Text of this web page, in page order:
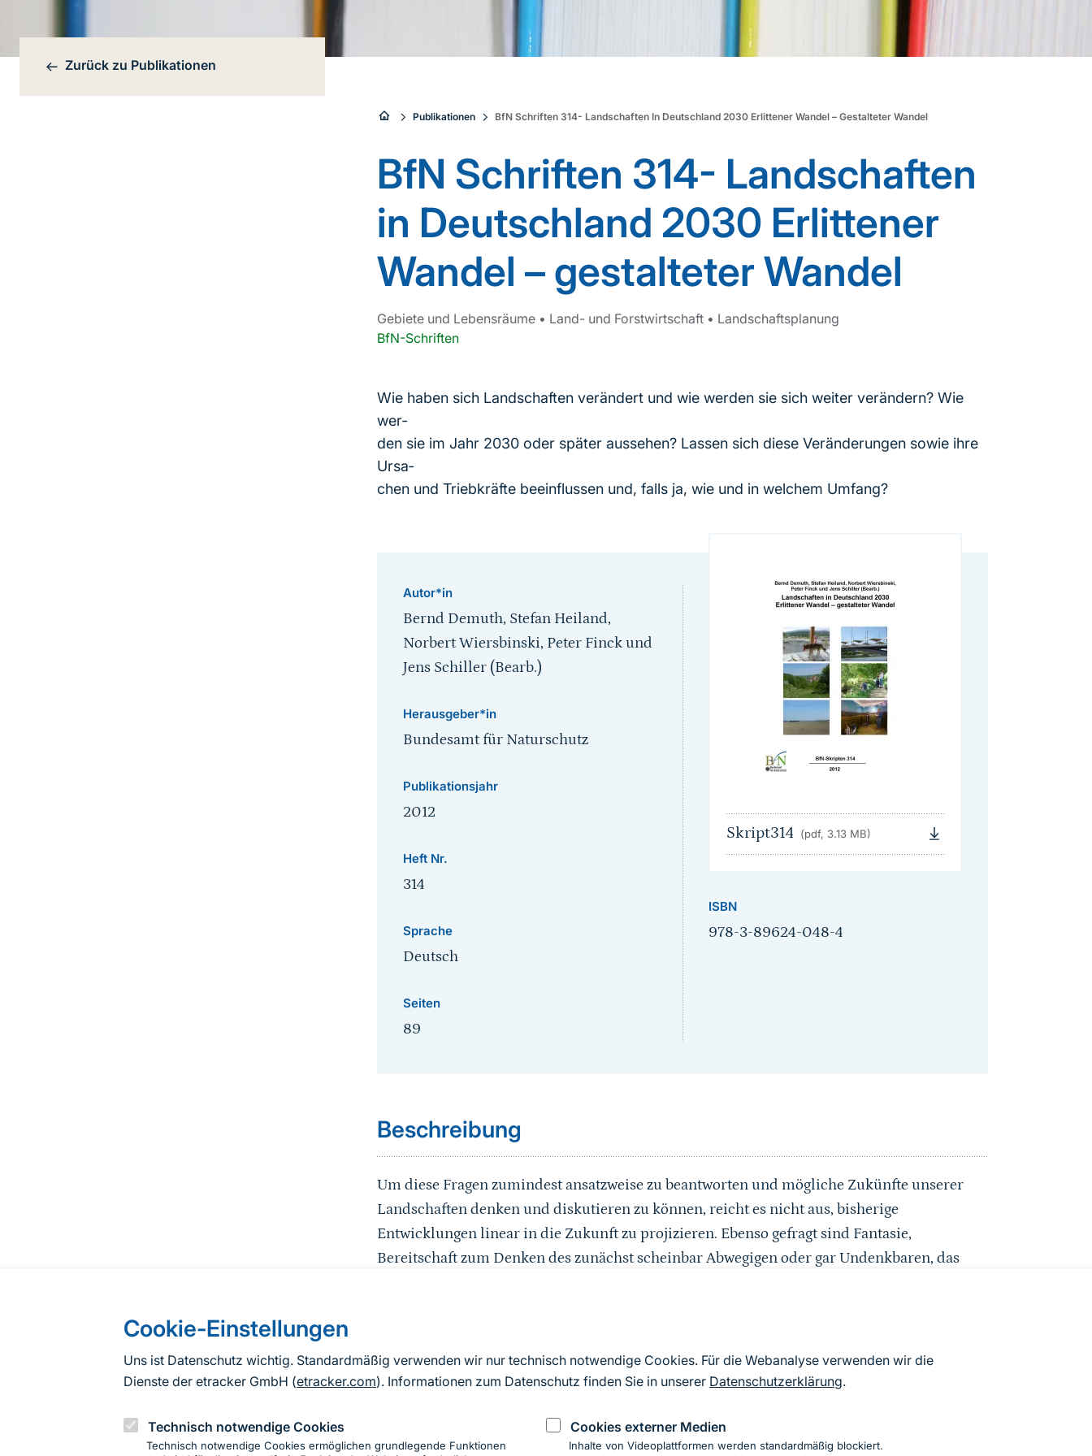
Cookie-Einstellungen
Uns ist Datenschutz wichtig. Standardmäßig verwenden wir nur technisch notwendige Cookies. Für die Webanalyse verwenden wir die
Dienste der etracker GmbH (etracker.com). Informationen zum Datenschutz finden Sie in unserer Datenschutzerklärung.
Technisch notwendige Cookies
Technisch notwendige Cookies ermöglichen grundlegende Funktionen
Cookies externer Medien
Inhalte von Videoplattformen werden standardmäßig blockiert.
Bereichsnavigation
Zurück zu Publikationen
Sie
sind
hier:
Publikationen BfN Schriften 314- Landschaften In Deutschland 2030 Erlittener Wandel – Gestalteter Wandel
BfN Schriften 314- Landschaften
in Deutschland 2030 Erlittener
Wandel – gestalteter Wandel
Gebiete und Lebensräume • Land- und Forstwirtschaft • Landschaftsplanung
BfN-Schriften
Wie haben sich Landschaften verändert und wie werden sie sich weiter verändern? Wie
wer‐
den sie im Jahr 2030 oder später aussehen? Lassen sich diese Veränderungen sowie ihre
Ursa‐
chen und Triebkräfte beeinflussen und, falls ja, wie und in welchem Umfang?
Autor*in
Bernd Demuth, Stefan Heiland,
Norbert Wiersbinski, Peter Finck und
Jens Schiller (Bearb.)
Herausgeber*in
Bundesamt für Naturschutz
Publikationsjahr
2012
Heft Nr.
314
Sprache
Deutsch
Seiten
89
Skript314 (pdf, 3.13 MB)
ISBN
978-3-89624-048-4
Beschreibung
Um diese Fragen zumindest ansatzweise zu beantworten und mögliche Zukünfte unserer
Landschaften denken und diskutieren zu können, reicht es nicht aus, bisherige
Entwicklungen linear in die Zukunft zu projizieren. Ebenso gefragt sind Fantasie,
Bereitschaft zum Denken des zunächst scheinbar Abwegigen oder gar Undenkbaren, das
Genau dies hatte sich die dreiteilige Workshopreihe „Landschaften in Deutschland 2030“,
die gemeinsam durch das Bundesamt für Naturschutz und das Fachgebiet
2012 durchgeführt wurde, zum Ziel gesetzt.